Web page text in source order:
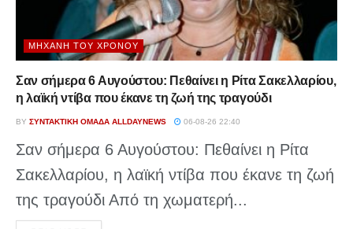
ΜΗΧΑΝΉ ΤΟΥ ΧΡΌΝΟΥ
Σαν σήμερα 6 Αυγούστου: Πεθαίνει η Ρίτα Σακελλαρίου,
η λαϊκή ντίβα που έκανε τη ζωή της τραγούδι
BY ΣΥΝΤΑΚΤΙΚΉ ΟΜΆΔΑ ALLDAYNEWS 06-08-26 22:40
Σαν σήμερα 6 Αυγούστου: Πεθαίνει η Ρίτα
Σακελλαρίου, η λαϊκή ντίβα που έκανε τη ζωή
της τραγούδι Από τη χωματερή...